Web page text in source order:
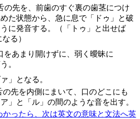
の先を、前歯のすぐ裏の歯茎につけ
た状態から、急に息で「ドゥ」と破
に発音する。（「トゥ」と出せば
る）
をあまり開けずに、弱く曖昧に
。
」となる。
の先を内側にまいて、口のどこにも
」と「ル」の間のような音を出す。
かったら、次は英文の意味と文法へ英